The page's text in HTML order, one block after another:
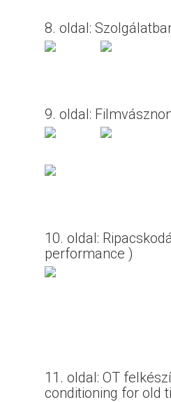
8. oldal:
9. oldal:
10. oldal:
performance )
11. oldal: OT
conditioning for old